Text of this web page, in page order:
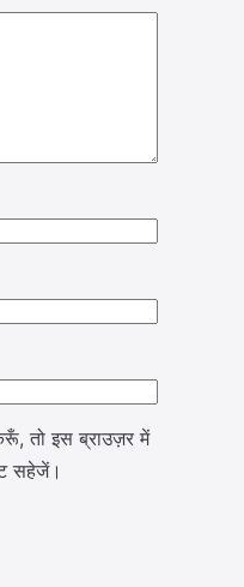
तो इस ब्राउज़र में
सहेजें।